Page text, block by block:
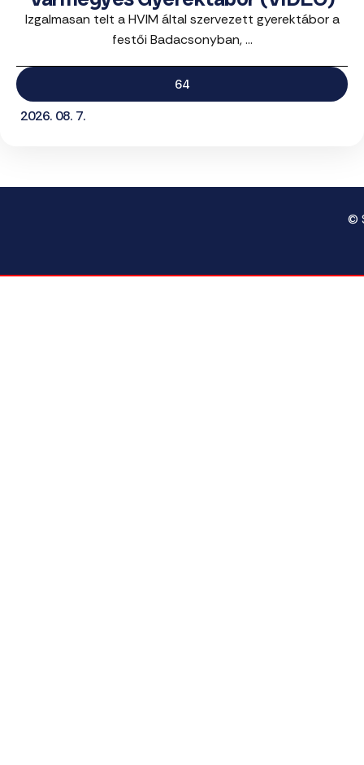
Izgalmasan telt a HVIM által szervezett gyerektábor a
festői Badacsonyban, ...
64
2026. 08. 7.
©